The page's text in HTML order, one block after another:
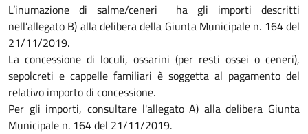
L’inumazione di salme/ceneri ha gli importi descritti
nell’allegato B) alla delibera della Giunta Municipale n. 164 del
21/11/2019.
La concessione di loculi, ossarini (per resti ossei o ceneri),
sepolcreti e cappelle familiari è soggetta al pagamento del
relativo importo di concessione.
Per gli importi, consultare l'allegato A) alla delibera Giunta
Municipale n. 164 del 21/11/2019.